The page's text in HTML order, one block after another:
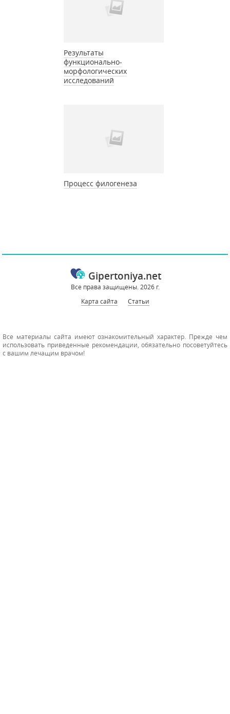
Результаты
функционально-
морфологических
исследований
Процесс филогенеза
Gipertoniya.net
Все права защищены. 2026 г.
Карта сайта
Статьи
Все материалы сайта имеют ознакомительный характер. Прежде чем
использовать приведенные рекомендации, обязательно посоветуйтесь
с вашим лечащим врачом!